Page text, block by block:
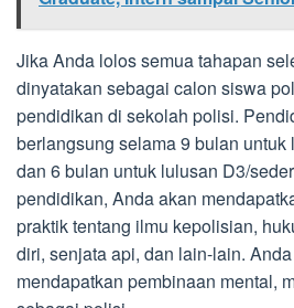
Jika Anda lolos semua tahapan
dinyatakan sebagai calon siswa
pendidikan di sekolah polisi.
berlangsung selama 9 bulan
dan 6 bulan untuk lulusan D3/
pendidikan, Anda akan
praktik tentang ilmu kepolisian,
diri, senjata api, dan lain-lain.
mendapatkan pembinaan mental,